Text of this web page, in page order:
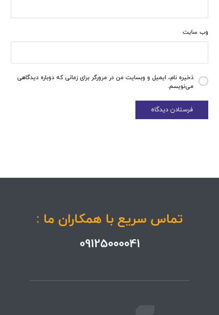
وب‌ سایت
ذخیره نام، ایمیل و وبسایت من در مرورگر برای زمانی که دوباره دیدگاهی
می‌نویسم.
تماس سریع با همکاران ما :
09125000041